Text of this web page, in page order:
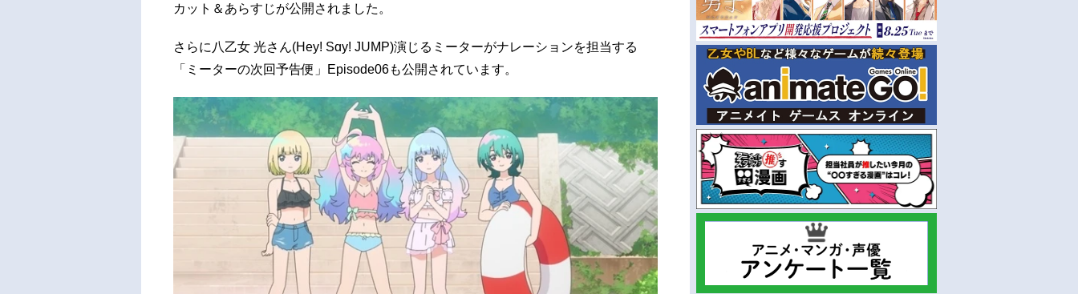
カット＆あらすじが公開されました。
さらに八乙女 光さん(Hey! Sɑy! JUMP)演じるミーターがナレーションを担当する
「ミーターの次回予告便」Episode06も公開されています。